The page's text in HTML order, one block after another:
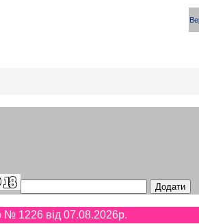
№ 1226 від 07.08.2026p.